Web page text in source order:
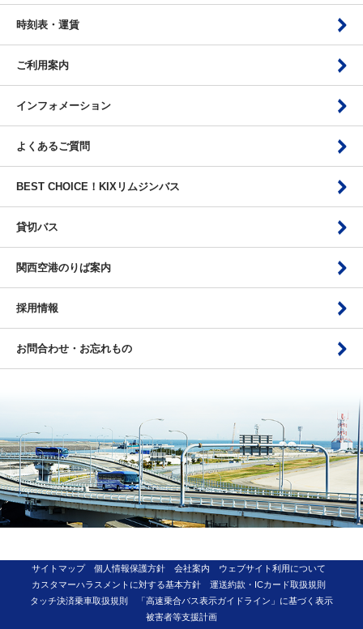
時刻表・運賃
ご利用案内
インフォメーション
よくあるご質問
BEST CHOICE！KIXリムジンバス
貸切バス
関西空港のりば案内
採用情報
お問合わせ・お忘れもの
サイトマップ 個人情報保護方針 会社案内
ウェブサイト利用について
カスタマーハラスメントに対する基本方針
運送約款・ICカード取扱規則
タッチ決済乗車取扱規則
「高速乗合バス表示ガイドライン」に基づく表示
被害者等支援計画